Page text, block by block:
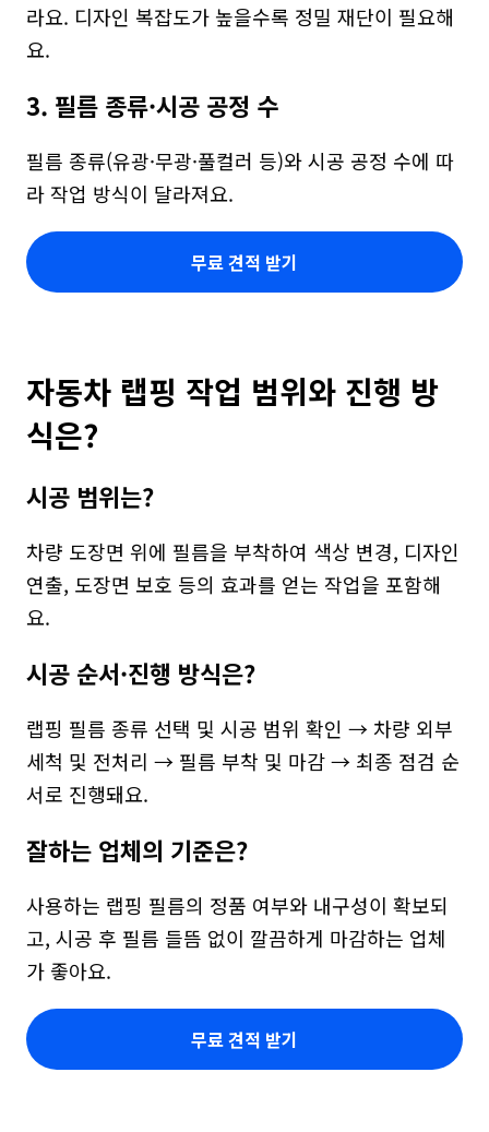
라요. 디자인 복잡도가 높을수록 정밀 재단이 필요해
요.
3. 필름 종류·시공 공정 수
필름 종류(유광·무광·풀컬러 등)와 시공 공정 수에 따
라 작업 방식이 달라져요.
무료 견적 받기
자동차 랩핑 작업 범위와 진행 방
식은?
시공 범위는?
차량 도장면 위에 필름을 부착하여 색상 변경, 디자인
연출, 도장면 보호 등의 효과를 얻는 작업을 포함해
요.
시공 순서·진행 방식은?
랩핑 필름 종류 선택 및 시공 범위 확인 → 차량 외부
세척 및 전처리 → 필름 부착 및 마감 → 최종 점검 순
서로 진행돼요.
잘하는 업체의 기준은?
사용하는 랩핑 필름의 정품 여부와 내구성이 확보되
고, 시공 후 필름 들뜸 없이 깔끔하게 마감하는 업체
가 좋아요.
무료 견적 받기